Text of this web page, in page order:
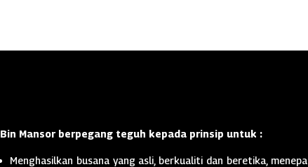
Bin Mansor berpegang teguh kepada prinsip untuk :
Menghasilkan busana yang asli, berkualiti dan beretika,